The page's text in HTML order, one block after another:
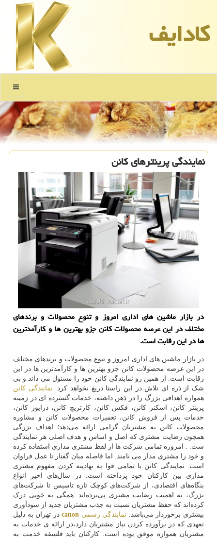
كادایف
منو
نمایندگی پرینترهای كانن
در بازار ماشین های اداری امروز و تنوع محصولات و برندهای
مختلف در این عرصه محصولات كانن جزو بهترین ها و كارآمدترین
ها در این رقابت است.
در بازار ماشین های اداری امروز و تنوع محصولات و برندهای مختلف
در این عرصه محصولات کانن جزو بهترین ها و کارآمدترین ها در این
رقابت است. از همین رو نمایندگی کانن خود را مسئول می داند و بی
شک از ذره ای تلاش در این راستا دریغ نخواهد کرد
. نمایندگی کانن
همواره اهدافی بزرگ را در ذهن داشته، خدمات گسترده ای در زمینه
پرینتر کانن، اسکنر کانن، فکس کانن، کارتریچ کانن، درایور کانن،
خدمات پس از فروش کانن، تعمیرات محصولات کانن و مشاوره
محصولات کانن به مشتریان گرامی ارائه می‌دهد؛ اهداف بزرگی
همچون رضایت مشتری که اصل و اساس و هدف اصلی هر نمایندگی
ست. . امروزه تمامی شرکت ها از لفظ مشتری مداری استفاده کرده
و خود را مشتری مدار می نامند. اما فاصله میان گفتار تا عمل فراوان
است. نمایندگی کانن با تمامی قوا به نهادینه کردن مفهوم مشتری
مداری بین کارکنان خود پرداخته است. در سال‌های اخیر انواع
بنگاه‌های اقتصادی، از شرکت‌های کوچک تازه‌ تاسیس تا شرکت‌های
بزرگ، به اهمیت رضایت مشتری پی‌برده‌اند. همگی به خوبی درک
کرده‌اند که حفظ مشتریان نسبت به جذب مشتریان جدید از سودآوری
بیشتری برخوردار می‌باشد. نمایندگی رسمی canonدر تهران به دلیل
تعهدی که در برآورده کردن نیاز مشتریان دارد،در ارائه ی خدمات به
مشتریان همواره موفق بوده است. کارکنان باید فلسفه خدمت به